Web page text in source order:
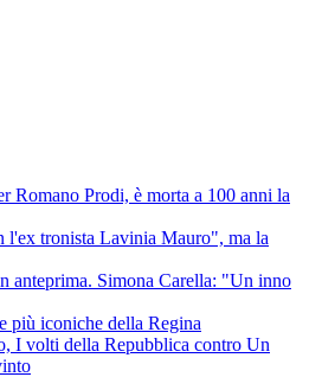
Romano Prodi, è morta a 100 anni la
l'ex tronista Lavinia Mauro", ma la
anteprima. Simona Carella: "Un inno
più iconiche della Regina
I volti della Repubblica contro Un